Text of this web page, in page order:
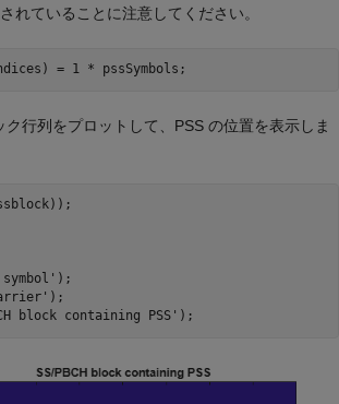
れていることに注意してください。
= 1 * pssSymbols;
ク行列をプロットして、PSS の位置を表示しま
symbol' );
);
block containing PSS' );